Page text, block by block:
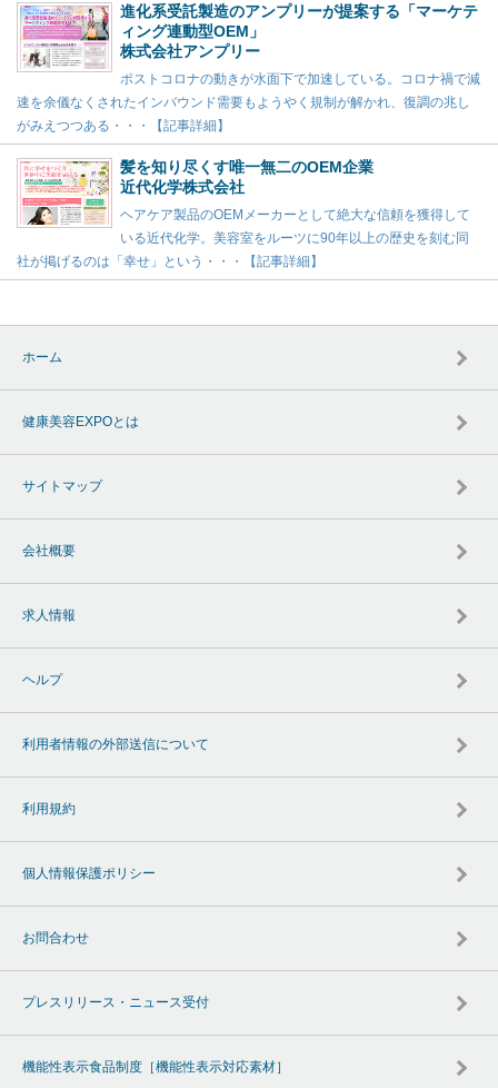
進化系受託製造のアンプリーが提案する「マーケテ
ィング連動型OEM」
株式会社アンプリー
ポストコロナの動きが水面下で加速している。コロナ禍で減
速を余儀なくされたインバウンド需要もようやく規制が解かれ、復調の兆し
がみえつつある・・・【記事詳細】
髪を知り尽くす唯一無二のOEM企業
近代化学株式会社
ヘアケア製品のOEMメーカーとして絶大な信頼を獲得して
いる近代化学。美容室をルーツに90年以上の歴史を刻む同
社が掲げるのは「幸せ」という・・・【記事詳細】
ホーム
健康美容EXPOとは
サイトマップ
会社概要
求人情報
ヘルプ
利用者情報の外部送信について
利用規約
個人情報保護ポリシー
お問合わせ
プレスリリース・ニュース受付
機能性表示食品制度［機能性表示対応素材］